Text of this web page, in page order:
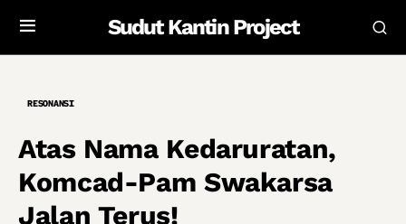
Sudut Kantin Project
RESONANSI
Atas Nama Kedaruratan,
Komcad-Pam Swakarsa
Jalan Terus!